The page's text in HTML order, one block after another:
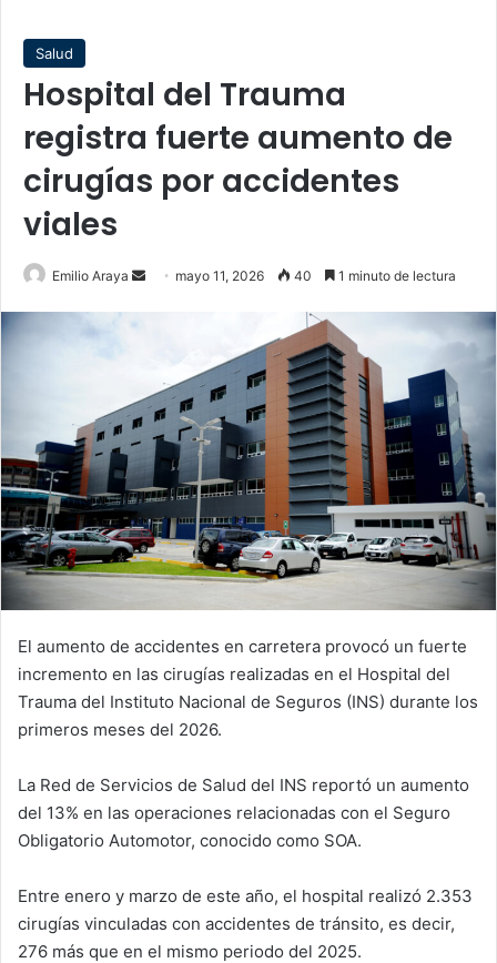
Salud
Hospital del Trauma
registra fuerte aumento de
cirugías por accidentes
viales
Emilio Araya
Send mayo 11, 2026 40 1 minuto de lectura
El aumento de accidentes en carretera provocó un fuerte
incremento en las cirugías realizadas en el Hospital del
Trauma del Instituto Nacional de Seguros (INS) durante los
primeros meses del 2026.
La Red de Servicios de Salud del INS reportó un aumento
del 13% en las operaciones relacionadas con el Seguro
Obligatorio Automotor, conocido como SOA.
Entre enero y marzo de este año, el hospital realizó 2.353
cirugías vinculadas con accidentes de tránsito, es decir,
276 más que en el mismo periodo del 2025.